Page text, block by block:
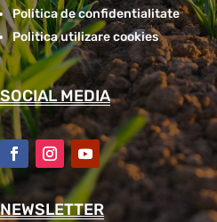
Politica de confidentialitate
Politica utilizare cookies
SOCIAL MEDIA
NEWSLETTER